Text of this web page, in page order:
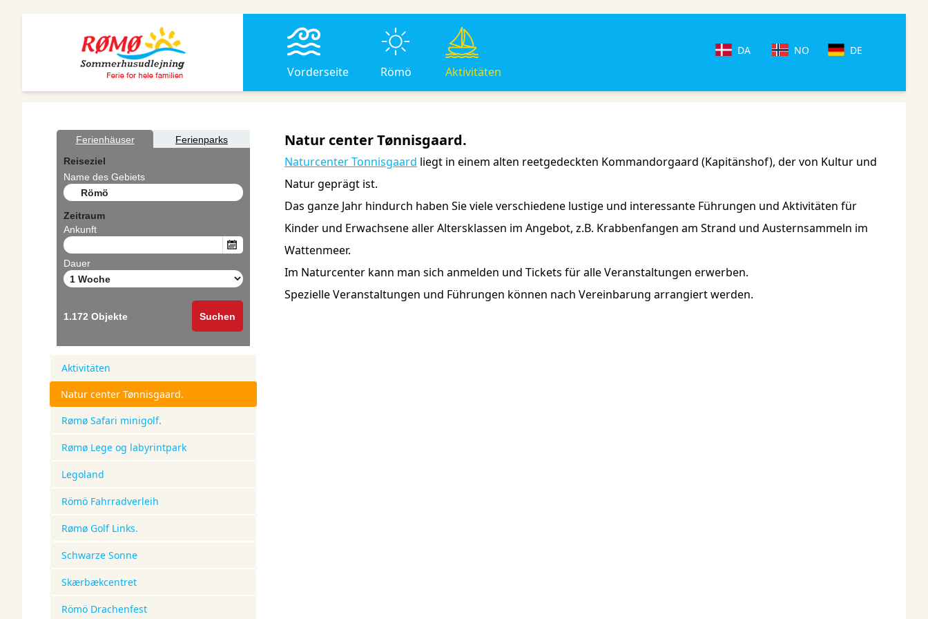
Vorderseite Römö Aktivitäten
DA NO DE
Aktivitäten
Natur center Tønnisgaard.
Rømø Safari minigolf.
Rømø Lege og labyrintpark
Legoland
Römö Fahrradverleih
Rømø Golf Links.
Schwarze Sonne
Skærbækcentret
Römö Drachenfest
Natur center Tønnisgaard.
Naturcenter Tonnisgaard liegt in einem alten reetgedeckten Kommandorgaard (Kapitänshof), der von Kultur und
Natur geprägt ist.
Das ganze Jahr hindurch haben Sie viele verschiedene lustige und interessante Führungen und Aktivitäten für
Kinder und Erwachsene aller Altersklassen im Angebot, z.B. Krabbenfangen am Strand und Austernsammeln im
Wattenmeer.
Im Naturcenter kann man sich anmelden und Tickets für alle Veranstaltungen erwerben.
Spezielle Veranstaltungen und Führungen können nach Vereinbarung arrangiert werden.